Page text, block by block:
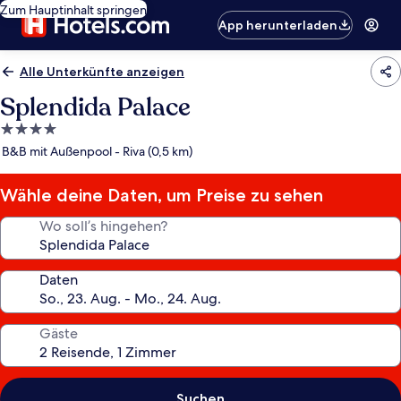
Zum Hauptinhalt springen
App herunterladen
Alle Unterkünfte anzeigen
Splendida Palace
4.0-
Sterne-
B&B mit Außenpool - Riva (0,5 km)
Wähle deine Daten, um Preise zu sehen
Wo soll’s hingehen?
Daten
Gäste